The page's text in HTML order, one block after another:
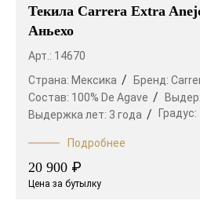
Текила Carrera Extra
Аньехо
Арт.: 14670
Страна: Мексика Бренд:
Состав: 100% De Agave
Выдержка лет: 3 года Градус:
Подробнее
20 900 ₽
Цена за бутылку